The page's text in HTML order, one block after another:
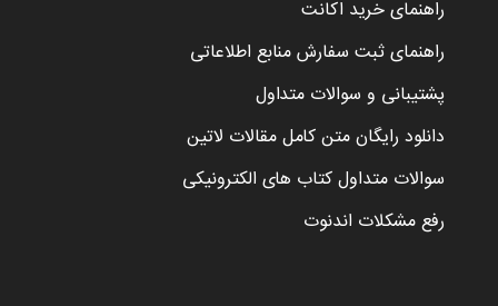
راهنمای خرید اکانت
راهنمای ثبت سفارش منابع اطلاعاتی
پشتیبانی و سوالات متداول
دانلود رایگان متن کامل مقالات لاتین
سوالات متداول کتاب های الکترونیکی
رفع مشکلات اندنوت